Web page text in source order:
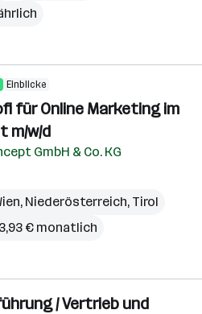
Einblicke
für Online Marketing im
m/w/d
GmbH & Co. KG
, Niederösterreich, Tirol
€ monatlich
/ Vertrieb und